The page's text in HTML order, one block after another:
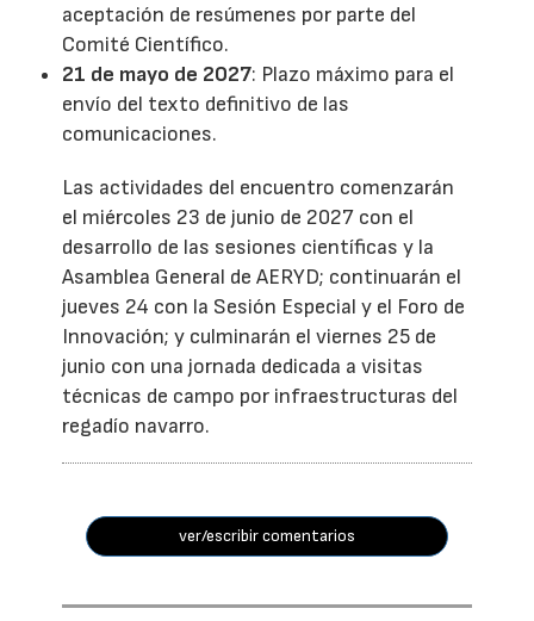
aceptación de resúmenes por parte del
Comité Científico.
21 de mayo de 2027: Plazo máximo para el
envío del texto definitivo de las
comunicaciones.
Las actividades del encuentro comenzarán
el miércoles 23 de junio de 2027 con el
desarrollo de las sesiones científicas y la
Asamblea General de AERYD; continuarán el
jueves 24 con la Sesión Especial y el Foro de
Innovación; y culminarán el viernes 25 de
junio con una jornada dedicada a visitas
técnicas de campo por infraestructuras del
regadío navarro.
ver/escribir comentarios